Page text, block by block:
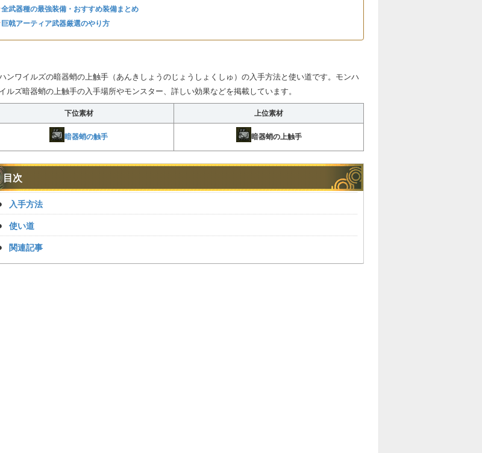
全武器種の最強装備・おすすめ装備まとめ
巨戟アーティア武器厳選のやり方
ンワイルズの暗器蛸の上触手（あんきしょうのじょうしょくしゅ）の入手方法と使い道です。モンハ
ルズ暗器蛸の上触手の入手場所やモンスター、詳しい効果などを掲載しています。
下位素材 上位素材
暗器蛸の触手 暗器蛸の上触手
目次
入手方法
使い道
関連記事